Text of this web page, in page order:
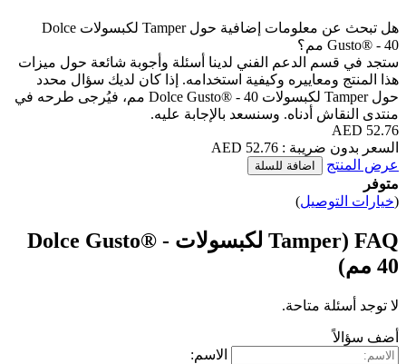
هل تبحث عن معلومات إضافية حول Tamper لكبسولات Dolce
Gusto® - 40 مم؟
ستجد في قسم الدعم الفني لدينا أسئلة وأجوبة شائعة حول ميزات
هذا المنتج ومعاييره وكيفية استخدامه. إذا كان لديك سؤال محدد
حول Tamper لكبسولات Dolce Gusto® - 40 مم، فيُرجى طرحه في
منتدى النقاش أدناه. وسنسعد بالإجابة عليه.
52.76 AED
السعر بدون ضريبة : 52.76 AED
عرض المنتج
اضافة للسلة
متوفر
(خيارات التوصيل)
FAQ (Tamper لكبسولات Dolce Gusto® -
40 مم)
لا توجد أسئلة متاحة.
أضف سؤالاً
الاسم: